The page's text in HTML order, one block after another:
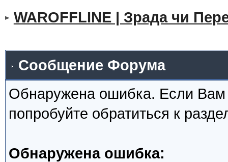
WAROFFLINE | Зрада чи
Сообщение Форума
Обнаружена ошибка. Если
попробуйте обратиться к
Обнаружена ошибка: